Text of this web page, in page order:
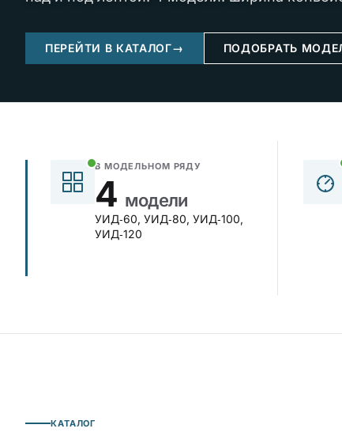
ПЕРЕЙТИ В КАТАЛОГ→ ПОДОБРАТЬ
В МОДЕЛЬНОМ РЯДУ
4 модели
УИД‑60, УИД‑80, УИД‑100,
УИД‑120
КАТАЛОГ